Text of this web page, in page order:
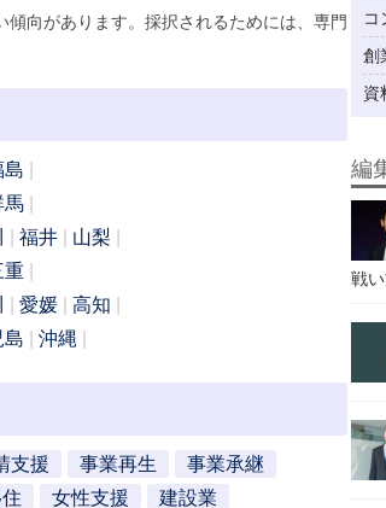
向があります。採択されるためには、専門
島
馬
福井
山梨
重
愛媛
高知
島 沖縄
支援 事業再生
事業承継
女性支援
建設業
コ
創
資
編
戦い